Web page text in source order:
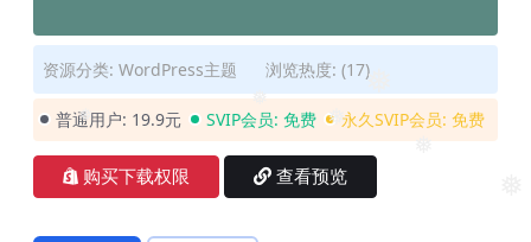
❅ ❅
❅
❅
资源分类: WordPress主题 浏览热度: (17)
普通用户: 19.9元 SVIP会员: 免费 永久SVIP会员: 免费
购买下载权限 查看预览